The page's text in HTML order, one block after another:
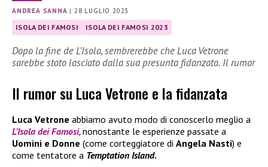
ANDREA SANNA | 28 LUGLIO 2023
ISOLA DEI FAMOSI ISOLA DEI FAMOSI 2023
Dopo la fine de L’Isola, sembrerebbe che Luca Vetrone
sarebbe stato lasciato dalla sua presunta fidanzata. Il rumor
Il rumor su Luca Vetrone e la fidanzata
Luca Vetrone abbiamo avuto modo di conoscerlo meglio a
L’Isola dei Famosi,nonostante le esperienze passate a
Uomini e Donne (come corteggiatore di Angela Nasti) e
come tentatore a Temptation Island.